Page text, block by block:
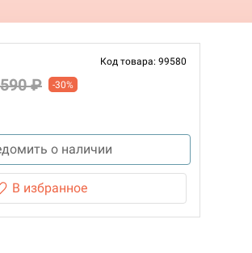
Код товара: 99580
₽ -30%
о наличии
В избранное